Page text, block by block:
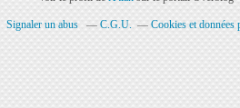
Signaler un abus C.G.U. Cookies et données